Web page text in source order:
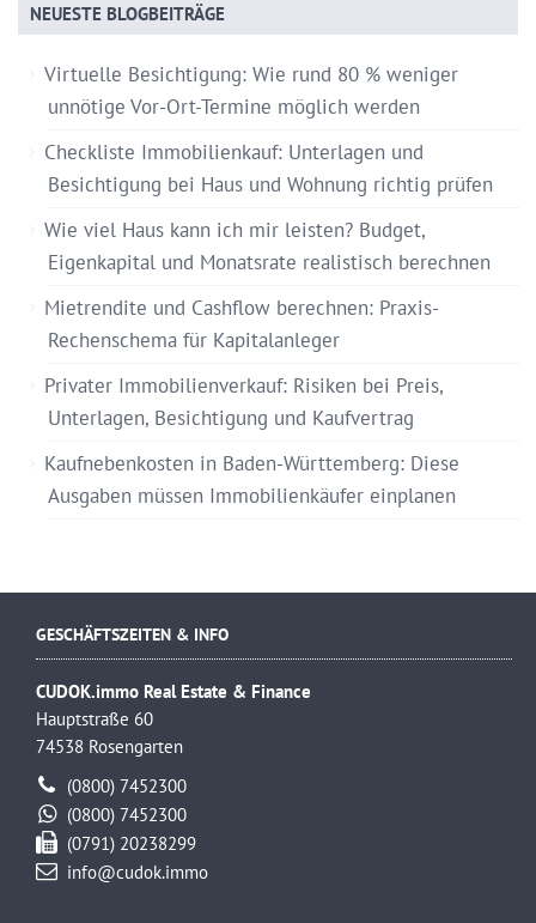
NEUESTE BLOGBEITRÄGE
Virtuelle Besichtigung: Wie rund 80 % weniger
unnötige Vor-Ort-Termine möglich werden
Checkliste Immobilienkauf: Unterlagen und
Besichtigung bei Haus und Wohnung richtig prüfen
Wie viel Haus kann ich mir leisten? Budget,
Eigenkapital und Monatsrate realistisch berechnen
Mietrendite und Cashflow berechnen: Praxis-
Rechenschema für Kapitalanleger
Privater Immobilienverkauf: Risiken bei Preis,
Unterlagen, Besichtigung und Kaufvertrag
Kaufnebenkosten in Baden-Württemberg: Diese
Ausgaben müssen Immobilienkäufer einplanen
GESCHÄFTSZEITEN & INFO
CUDOK.immo Real Estate & Finance
Hauptstraße 60
74538 Rosengarten
(0800) 7452300
(0800) 7452300
(0791) 20238299
info@cudok.immo